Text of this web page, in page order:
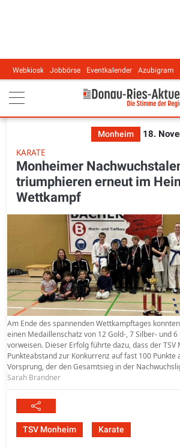
Main navigation
Webkiosk Jobbörse Eventkalender Azubigram
Monheim
18.
KARATE
Monheimer
triumphieren erneut im
Wettkampf
Am Ende des spannenden Wettkampftages
einen Medaillenschatz von 12 Gold-, 7 Silber- und
vorweisen. Dieser Erfolg führte dazu, dass der TSV
Punkteabstand zur Konkurrenz auf fast 100 Punkte
Vorsprung, der den Gesamtsieg in der
Sarah Brandner
TSV Monheim Karate